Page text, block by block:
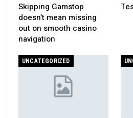
Skipping Gamstop
doesn’t mean missing
out on smooth casino
navigation
UNCATEGORIZED